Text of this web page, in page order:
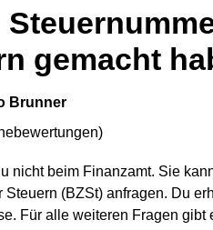
gemacht
Brunner
)
nicht beim Finanzamt. Sie
(BZSt) anfragen. Du
Für alle weiteren Fragen gibt